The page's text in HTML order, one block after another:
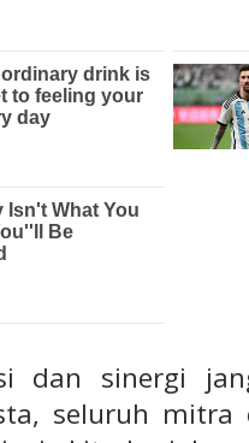
dan sinergi
seluruh